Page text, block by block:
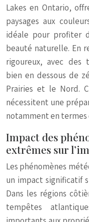
Lakes en Ontario,
paysages aux
idéale pour profiter
beauté naturelle. En
rigoureux, avec des
bien en dessous de
Prairies et le Nord.
nécessitent une
notamment en termes
Impact des
extrêmes sur
Les phénomènes
un impact significatif
Dans les régions
tempêtes